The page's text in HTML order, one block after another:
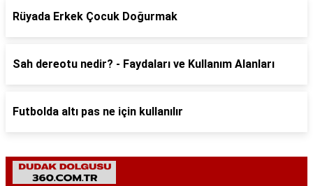
Rüyada Erkek Çocuk Doğurmak
Sah dereotu nedir? - Faydaları ve Kullanım Alanları
Futbolda altı pas ne için kullanılır